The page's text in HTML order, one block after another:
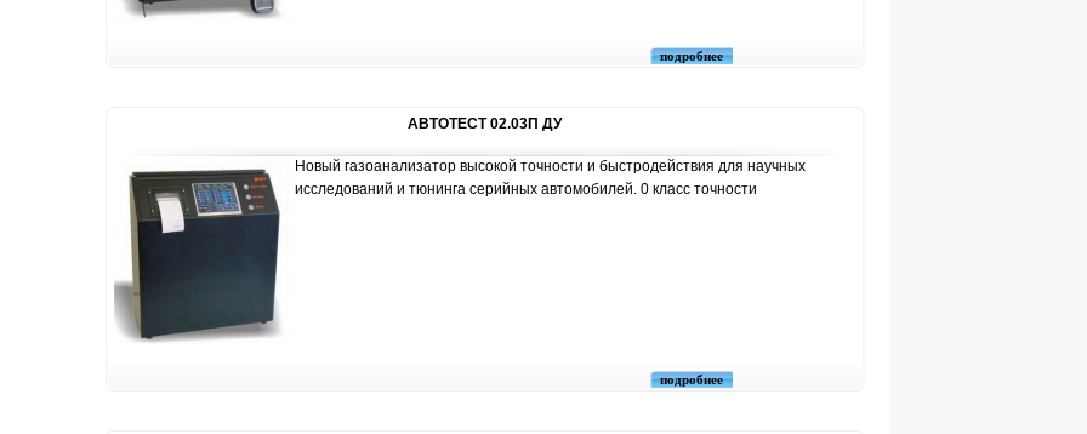
подробнее
АВТОТЕСТ 02.03П ДУ
Новый газоанализатор высокой точности и быстродействия для научных
исследований и тюнинга серийных автомобилей. 0 класс точности
подробнее